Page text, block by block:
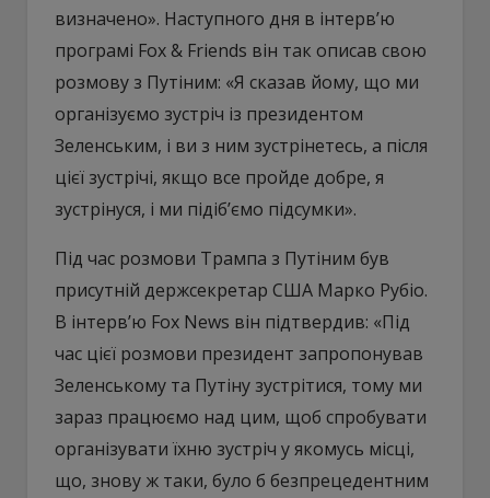
визначено». Наступного дня в інтерв’ю
програмі Fox & Friends він так описав свою
розмову з Путіним: «Я сказав йому, що ми
організуємо зустріч із президентом
Зеленським, і ви з ним зустрінетесь, а після
цієї зустрічі, якщо все пройде добре, я
зустрінуся, і ми підіб’ємо підсумки».
Під час розмови Трампа з Путіним був
присутній держсекретар США Марко Рубіо.
В інтерв’ю Fox News він підтвердив: «Під
час цієї розмови президент запропонував
Зеленському та Путіну зустрітися, тому ми
зараз працюємо над цим, щоб спробувати
організувати їхню зустріч у якомусь місці,
що, знову ж таки, було б безпрецедентним